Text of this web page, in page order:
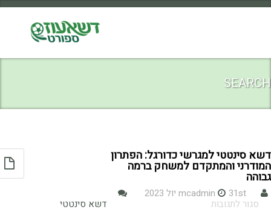
SEARCH
דשא סינטטי למגרשי כדורגל: הפתרון
המודרני והמתקדם למשחק ברמה
גבוהה
mcadmin
31st יול 2023
סגור לתגובות
דשא סינטטי